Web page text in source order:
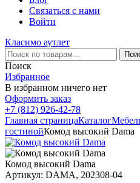
Связаться с нами
Войти
Класимо аутлет
Поиск
Избранное
В избранном ничего нет
Оформить заказ
+7 (812) 926-42-78
Главная страницаКаталог
гостинойКомод высокий Dama
Комод высокий Dama
Артикул: DAMA, 202308-04